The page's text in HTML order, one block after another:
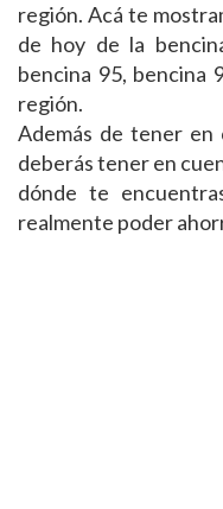
región. Acá te
de hoy de la
bencina 95, bencina
región.
Además de tener en
deberás tener en
dónde te
realmente poder